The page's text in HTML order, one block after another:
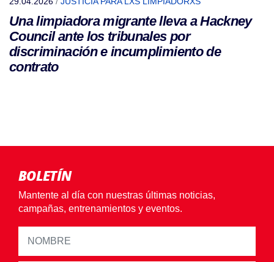
Una limpiadora migrante lleva a Hackney
Council ante los tribunales por
discriminación e incumplimiento de
contrato
BOLETÍN
Mantente al día con nuestras últimas noticias,
campañas, entrenamientos y eventos.